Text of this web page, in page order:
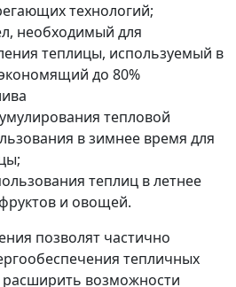
технологий;
необходимый для
теплицы, используемый в
до 80%
тепловой
в зимнее время для
теплиц в летнее
и овощей.
позволят частично
тепличных
расширить возможности